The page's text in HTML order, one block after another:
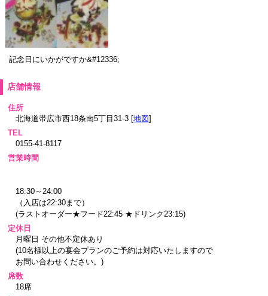
記念日にいかがですか&#12336;
店舗情報
住所
北海道帯広市西18条南5丁目31-3 [地図]
TEL
0155-41-8117
営業時間
18:30～24:00
（入店は22:30まで）
(ラストオーダー★フード22:45 ★ドリンク23:15)
定休日
月曜日 その他不定休あり
(10名様以上の宴会プランのご予約は対応いたしますので
お問い合わせください。)
席数
18席